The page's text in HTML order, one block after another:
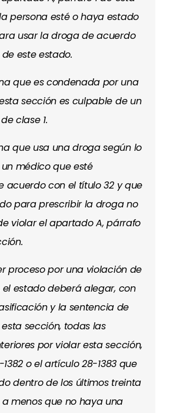
persona esté o haya estado
usar la droga de acuerdo
este estado.
que es condenada por una
sección es culpable de un
clase 1.
que usa una droga según lo
médico que esté
acuerdo con el título 32 y que
para prescribir la droga no
violar el apartado A, párrafo
proceso por una violación de
el estado deberá alegar, con
y la sentencia de
sección, todas las
por violar esta sección,
o el artículo 28-1383 que
dentro de los últimos treinta
a menos que no haya una